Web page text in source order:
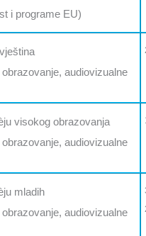
i programe EU)
audiovizualne
visokog obrazovanja
audiovizualne
mladih
audiovizualne